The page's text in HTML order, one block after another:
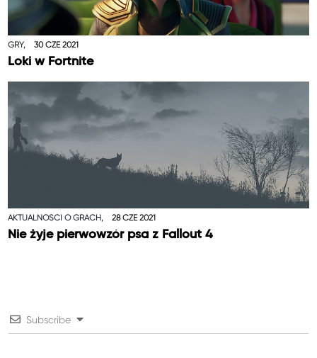
GRY, 30 CZE 2021
Loki w Fortnite
AKTUALNOŚCI O GRACH, 28 CZE 2021
Nie żyje pierwowzór psa z Fallout 4
Subscribe